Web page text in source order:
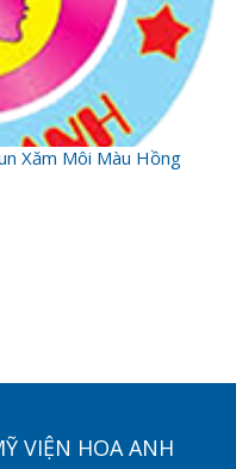
Xăm Môi Màu Hồng
VIỆN HOA ANH